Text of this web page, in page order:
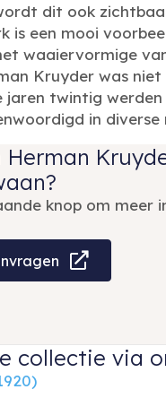
dit ook
is een mooi
waaiervormige
Kruyder was
twintig
in diverse
knop om meer
collectie via